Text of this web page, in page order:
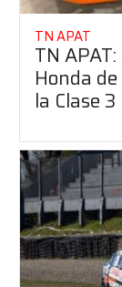
TN APAT
TN
Honda
la Clase 3